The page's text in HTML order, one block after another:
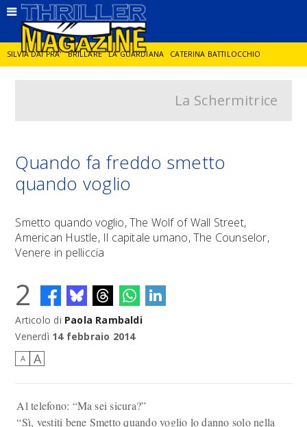
SILVIA DAI PRA' BRILLARE LA GUARDIANA CATERINA BATTILOCCHIO
GIANCARLO DE CATALDO
La Schermitrice
Quando fa freddo smetto
quando voglio
Smetto quando voglio, The Wolf of Wall Street,
American Hustle, Il capitale umano, The Counselor,
Venere in pelliccia
2
Articolo di Paola Rambaldi
Venerdì 14 febbraio 2014
A A
Al telefono: “Ma sei sicura?”
“Sì, vestiti bene Smetto quando voglio lo danno solo nella